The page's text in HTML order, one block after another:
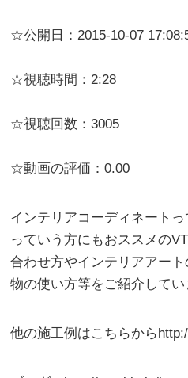
☆公開日：2015-10-07
☆視聴時間：2:28
☆視聴回数：3005
☆動画の評価：0.00
インテリアコーディネート
っていう方にもおススメの
合わせ方やインテリアアー
物の使い方等をご紹介してい
他の施工例はこちらから